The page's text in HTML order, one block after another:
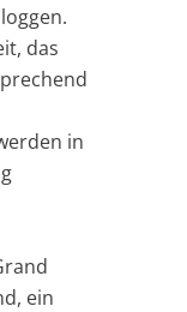
das
in
ein